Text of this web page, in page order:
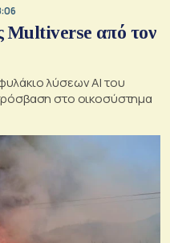
Multiverse από τον
λύσεων ΑΙ του
στο οικοσύστημα